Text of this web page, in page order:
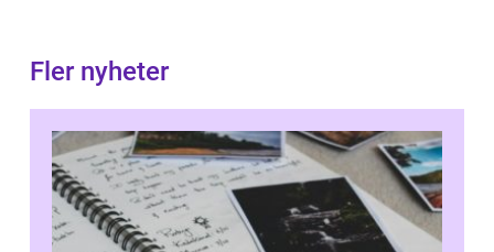
Fler nyheter